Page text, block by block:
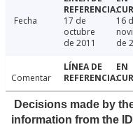
Fecha
17 de
octubre
de 2011
16
de
Comentar
Decisions made by
information from the